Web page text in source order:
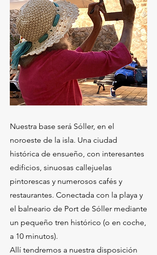
​Nuestra base será Sóller, en el
noroeste de la isla. Una ciudad
histórica de ensueño, con interesantes
edificios, sinuosas callejuelas
pintorescas y numerosos cafés y
restaurantes. Conectada con la playa y
el balneario de Port de Sóller mediante
un pequeño tren histórico (o en coche,
a 10 minutos).
Allí tendremos a nuestra disposición